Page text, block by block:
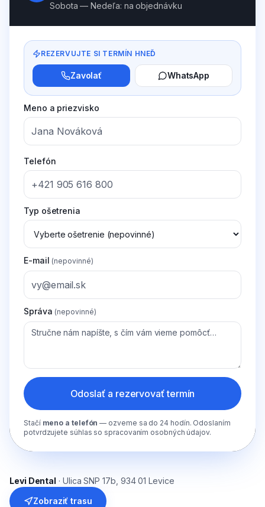
Sobota — Nedeľa: na objednávku
REZERVUJTE SI TERMÍN HNEĎ
Zavolať WhatsApp
Meno a priezvisko
Telefón
Typ ošetrenia
E-mail (nepovinné)
Správa (nepovinné)
Odoslať a rezervovať termín
Stačí meno a telefón — ozveme sa do 24 hodín. Odoslaním
potvrdzujete súhlas so spracovaním osobných údajov.
Levi Dental · Ulica SNP 17b, 934 01 Levice
Zobraziť trasu